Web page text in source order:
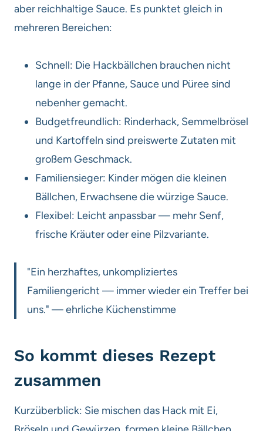
aber reichhaltige Sauce. Es punktet gleich in
mehreren Bereichen:
Schnell: Die Hackbällchen brauchen nicht
lange in der Pfanne, Sauce und Püree sind
nebenher gemacht.
Budgetfreundlich: Rinderhack, Semmelbrösel
und Kartoffeln sind preiswerte Zutaten mit
großem Geschmack.
Familiensieger: Kinder mögen die kleinen
Bällchen, Erwachsene die würzige Sauce.
Flexibel: Leicht anpassbar — mehr Senf,
frische Kräuter oder eine Pilzvariante.
"Ein herzhaftes, unkompliziertes
Familiengericht — immer wieder ein Treffer bei
uns." — ehrliche Küchenstimme
So kommt dieses Rezept
zusammen
Kurzüberblick: Sie mischen das Hack mit Ei,